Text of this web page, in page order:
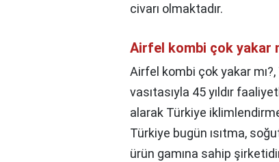
civarı olmaktadır.
Airfel kombi çok yakar
Airfel kombi çok yakar mı?,
vasıtasıyla 45 yıldır
alarak Türkiye
Türkiye bugün ısıtma,
ürün gamına sahip